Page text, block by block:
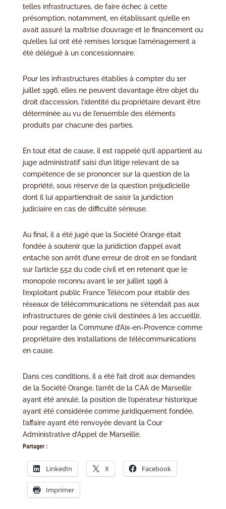
telles infrastructures, de faire échec à cette
présomption, notamment, en établissant qu’elle en
avait assuré la maîtrise d’ouvrage et le financement ou
qu’elles lui ont été remises lorsque l’aménagement a
été délégué à un concessionnaire.
Pour les infrastructures établies à compter du 1er
juillet 1996, elles ne peuvent davantage être objet du
droit d’accession, l’identité du propriétaire devant être
déterminée au vu de l’ensemble des éléments
produits par chacune des parties.
En tout état de cause, il est rappelé qu’il appartient au
juge administratif saisi d’un litige relevant de sa
compétence de se prononcer sur la question de la
propriété, sous réserve de la question préjudicielle
dont il lui appartiendrait de saisir la juridiction
judiciaire en cas de difficulté sérieuse.
Au final, il a été jugé que la Société Orange était
fondée à soutenir que la juridiction d’appel avait
entaché son arrêt d’une erreur de droit en se fondant
sur l’article 552 du code civil et en retenant que le
monopole reconnu avant le 1er juillet 1996 à
l’exploitant public France Télécom pour établir des
réseaux de télécommunications ne s’étendait pas aux
infrastructures de génie civil destinées à les accueillir,
pour regarder la Commune d’Aix-en-Provence comme
propriétaire des installations de télécommunications
en cause.
Dans ces conditions, il a été fait droit aux demandes
de la Société Orange, l’arrêt de la CAA de Marseille
ayant été annulé, la position de l’opérateur historique
ayant été considérée comme juridiquement fondée,
l’affaire ayant été renvoyée devant la Cour
Administrative d’Appel de Marseille.
Partager :
LinkedIn X Facebook
Imprimer